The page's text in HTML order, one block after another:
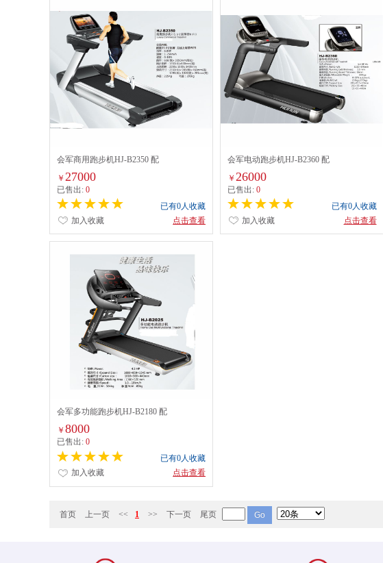
会军商用跑步机HJ-B2350 配
￥ 27000
已售出: 0
已有0人收藏
点击查看
加入收藏
会军电动跑步机HJ-B2360 配
￥26000
已售出:0
已有0人收藏
点击查看
加入收藏
会军多功能跑步机HJ-B2180 配
￥ 8000
已售出: 0
已有0人收藏
点击查看
加入收藏
首页 上一页 << 1 >> 下一页 尾页